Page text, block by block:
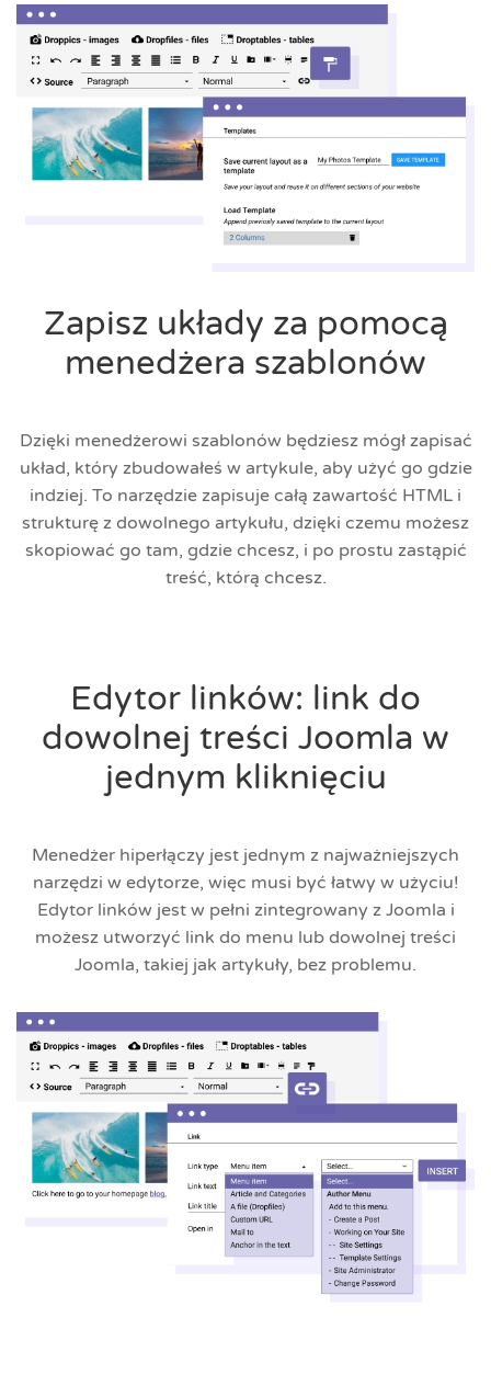
Zapisz układy za pomocą
menedżera szablonów
Dzięki menedżerowi szablonów będziesz mógł zapisać
układ, który zbudowałeś w artykule, aby użyć go gdzie
indziej. To narzędzie zapisuje całą zawartość HTML i
strukturę z dowolnego artykułu, dzięki czemu możesz
skopiować go tam, gdzie chcesz, i po prostu zastąpić
treść, którą chcesz.
Edytor linków: link do
dowolnej treści Joomla w
jednym kliknięciu
Menedżer hiperłączy jest jednym z najważniejszych
narzędzi w edytorze, więc musi być łatwy w użyciu!
Edytor linków jest w pełni zintegrowany z Joomla i
możesz utworzyć link do menu lub dowolnej treści
Joomla, takiej jak artykuły, bez problemu.